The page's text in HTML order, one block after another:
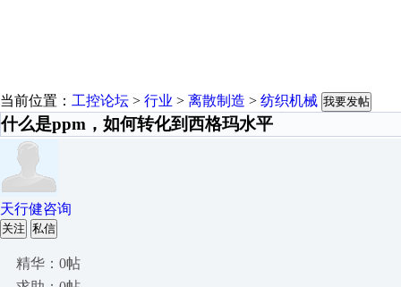
当前位置： 工控论坛 > 行业 > 离散制造 > 纺织机械 我要发帖
什么是ppm，如何转化到西格玛水平
天行健咨询
关注 私信
精华：0帖